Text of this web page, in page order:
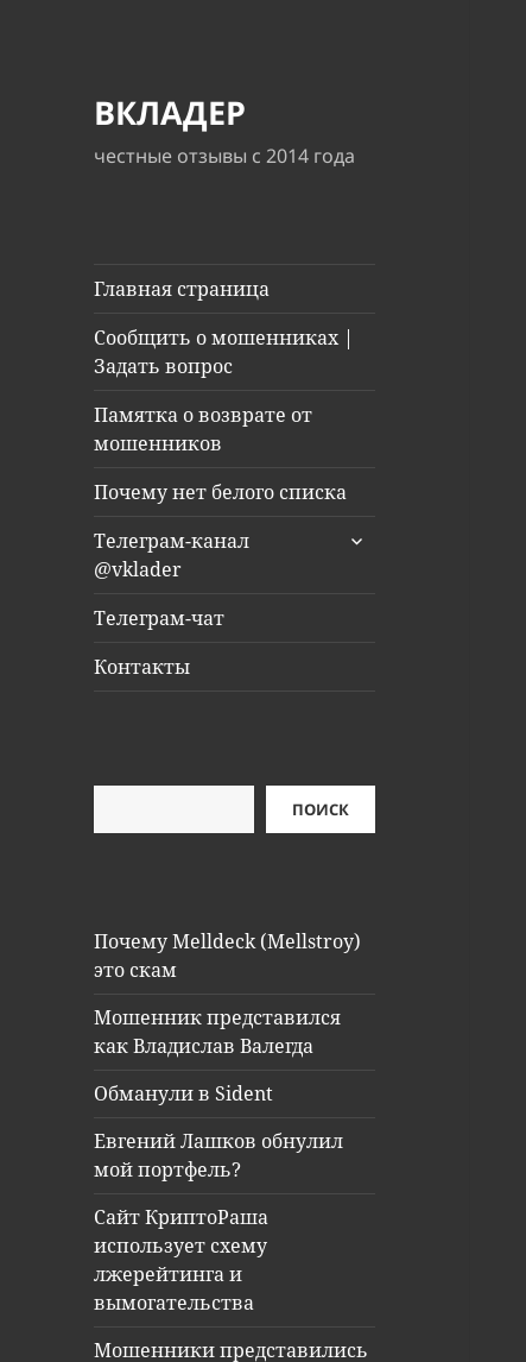
ВКЛАДЕР
честные отзывы с 2014 года
Главная страница
Сообщить о мошенниках |
Задать вопрос
Памятка о возврате от
мошенников
Почему нет белого списка
Телеграм-канал
@vklader
раскрыть
Телеграм-чат
Контакты
ПОИСК
Почему Melldeck (Mellstroy)
это скам
Мошенник представился
как Владислав Валегда
Обманули в Sident
Евгений Лашков обнулил
мой портфель?
Сайт КриптоРаша
использует схему
лжерейтинга и
вымогательства
Мошенники представились